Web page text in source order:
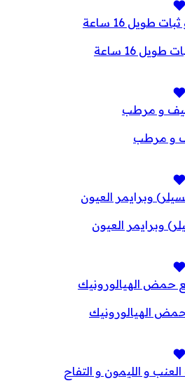
16 ساعة
و مرطب
وبرايمر العيون
الهيالورونيك